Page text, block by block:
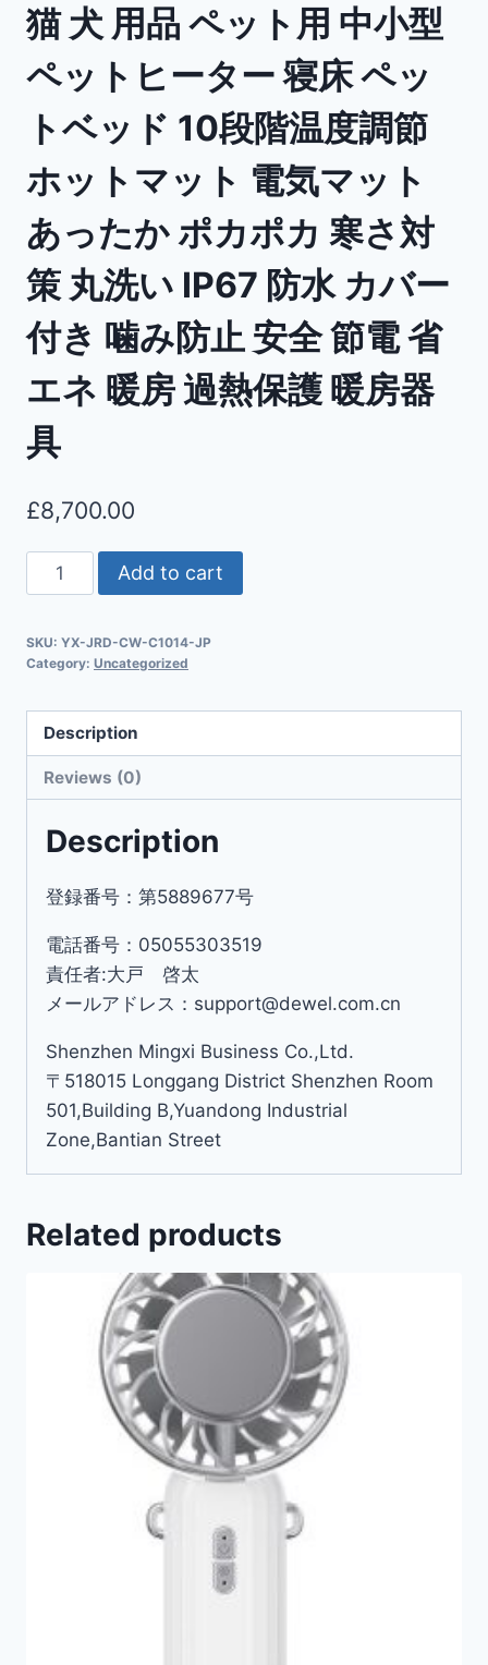
猫 犬 用品 ペット用 中小型
ペットヒーター 寝床 ペッ
トベッド 10段階温度調節
ホットマット 電気マット
あったか ポカポカ 寒さ対
策 丸洗い IP67 防水 カバー
付き 噛み防止 安全 節電 省
エネ 暖房 過熱保護 暖房器
具
£8,700.00
Add to cart
SKU: YX-JRD-CW-C1014-JP
Category: Uncategorized
Description
Reviews (0)
Description
登録番号：第5889677号
電話番号：05055303519
責任者:大戸 啓太
メールアドレス：support@dewel.com.cn
Shenzhen Mingxi Business Co.,Ltd.
〒518015 Longgang District Shenzhen Room
501,Building B,Yuandong Industrial
Zone,Bantian Street
Related products